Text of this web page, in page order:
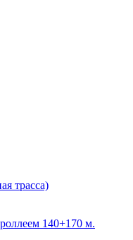
трасса)
140+170 м.